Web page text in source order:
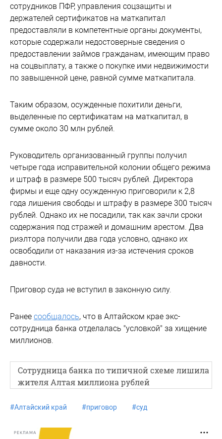
сотрудников ПФР, управления соцзащиты и
держателей сертификатов на маткапитал
предоставляли в компетентные органы документы,
которые содержали недостоверные сведения о
предоставлении займов гражданам, имеющим право
на соцвыплату, а также о покупке ими недвижимости
по завышенной цене, равной сумме маткапитала.
Таким образом, осужденные похитили деньги,
выделенные по сертификатам на маткапитал, в
сумме около 30 млн рублей.
Руководитель организованный группы получил
четыре года исправительной колонии общего режима
и штраф в размере 500 тысяч рублей. Директора
фирмы и еще одну осужденную приговорили к 2,8
года лишения свободы и штрафу в размере 300 тысяч
рублей. Однако их не посадили, так как зачли сроки
содержания под стражей и домашним арестом. Два
риэлтора получили два года условно, однако их
освободили от наказания из-за истечения сроков
давности.
Приговор суда не вступил в законную силу.
Ранее сообщалось, что в Алтайском крае экс-
сотрудница банка отделалась "условкой" за хищение
миллионов.
Сотрудница банка по типичной схеме лишила
жителя Алтая миллиона рублей
#Алтайский край #приговор #суд
РЕКЛАМА